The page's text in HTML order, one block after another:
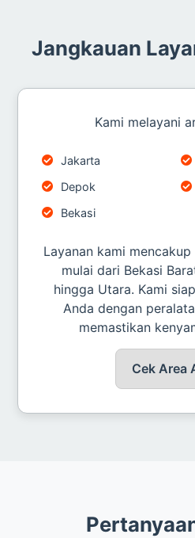
Jangkauan
Kami melayani
Jakarta
Depok
Bekasi
Layanan kami
mulai dari Bekasi
hingga Utara. Kami
Anda dengan
memastikan
Cek Area